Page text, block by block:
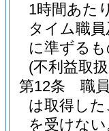
1時間あた
タイム職
に準ずる
(不利益取
第12条
職
は取得し
を受けな